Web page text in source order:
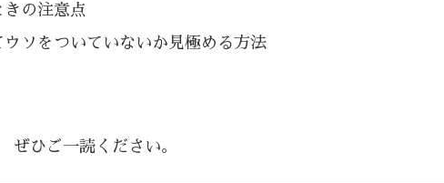
の注意点
ソをついていないか見極める方法
ひご一読ください。